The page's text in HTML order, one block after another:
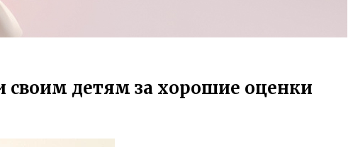
своим детям за хорошие оценки